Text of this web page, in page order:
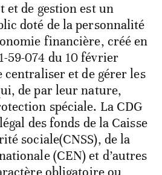
et de gestion est un
doté de la personnalité
financière, créé en
59-074 du 10 février
centraliser et de gérer les
de par leur nature,
spéciale. La CDG
des fonds de la Caisse
sociale(CNSS), de la
(CEN) et d’autres